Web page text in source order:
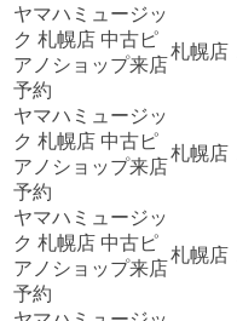
ヤマハミュージッ
ク 札幌店 中古ピ
アノショップ来店
予約
札幌店
ヤマハミュージッ
ク 札幌店 中古ピ
アノショップ来店
予約
札幌店
ヤマハミュージッ
ク 札幌店 中古ピ
アノショップ来店
予約
札幌店